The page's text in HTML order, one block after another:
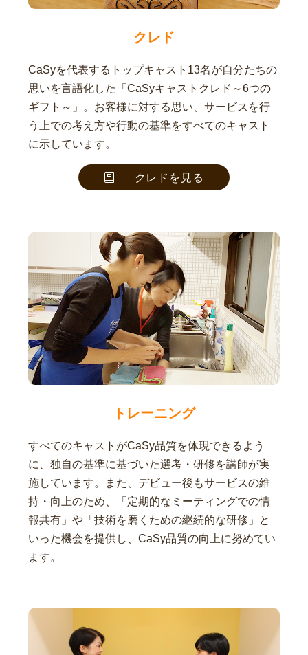
クレド
CaSyを代表するトップキャスト13名が自分たちの
思いを言語化した「CaSyキャストクレド～6つの
ギフト～」。お客様に対する思い、サービスを行
う上での考え方や行動の基準をすべてのキャスト
に示しています。
クレドを見る
トレーニング
すべてのキャストがCaSy品質を体現できるよう
に、独自の基準に基づいた選考・研修を講師が実
施しています。また、デビュー後もサービスの維
持・向上のため、「定期的なミーティングでの情
報共有」や「技術を磨くための継続的な研修」と
いった機会を提供し、CaSy品質の向上に努めてい
ます。